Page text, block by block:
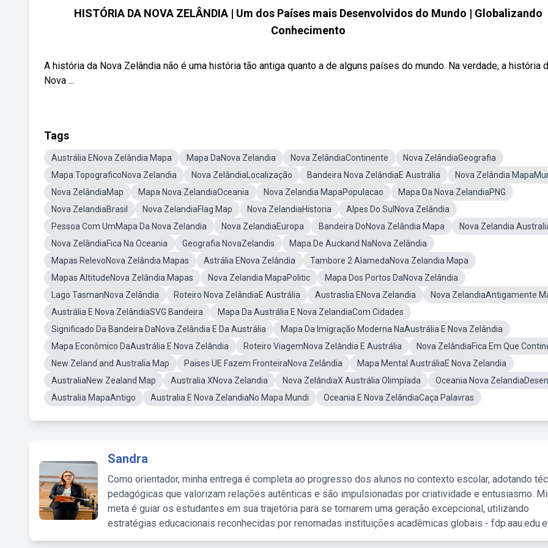
HISTÓRIA DA NOVA ZELÂNDIA | Um dos Países mais Desenvolvidos do Mundo | Globalizando
Conhecimento
A história da Nova Zelândia não é uma história tão antiga quanto a de alguns países do mundo. Na verdade, a história
Nova ...
Tags
Austrália ENova Zelândia Mapa Mapa DaNova Zelandia Nova ZelândiaContinente
Nova ZelândiaGeografia
Mapa TopograficoNova Zelandia
Nova ZelândiaLocalização Bandeira Nova ZelândiaE Austrália
Nova Zelândia
Nova ZelândiaMap
Mapa Nova ZelandiaOceania Nova Zelandia MapaPopulacao
Mapa Da Nova ZelandiaPNG
Nova ZelandiaBrasil
Nova ZelandiaFlag Map Nova ZelandiaHistoria
Alpes Do SulNova Zelândia
Pessoa Com UmMapa Da Nova Zelandia
Nova ZelandiaEuropa Bandeira DoNova Zelândia Mapa
Nova Zelandia
Nova ZelândiaFica Na Oceania
Geografia NovaZelandis
Mapa De Auckand NaNova Zelândia
Mapas RelevoNova Zelândia Mapas
Astrália ENova Zelândia
Tambore 2 AlamedaNova Zelandia Mapa
Mapas AltitudeNova Zelândia Mapas
Nova Zelandia MapaPolitic
Mapa Dos Portos DaNova Zelândia
Lago TasmanNova Zelândia
Roteiro Nova ZelândiaE Austrália Austraslia ENova Zelandia
Nova ZelandiaAntigamente
Austrália E Nova ZelândiaSVG Bandeira
Mapa Da Austrália E Nova ZelandiaCom Cidades
Significado Da Bandeira DaNova Zelândia E Da Austrália
Mapa Da Imigração Moderna NaAustrália E Nova Zelândia
Mapa Econômico DaAustrália E Nova Zelândia
Roteiro ViagemNova Zelândia E Austrália
Nova ZelândiaFica Em Que
New Zeland and Australia Map
Paises UE Fazem FronteiraNova Zelândia
Mapa Mental AustráliaE Nova Zelandia
AustraliaNew Zealand Map
Australia XNova Zelandia Nova ZelândiaX Austrália Olimpíada
Oceania Nova
Australia MapaAntigo
Australia E Nova ZelandiaNo Mapa Mundi Oceania E Nova ZelândiaCaça Palavras
Sandra
Como orientador, minha entrega é completa ao progresso dos alunos no contexto escolar, adotando
pedagógicas que valorizam relações autênticas e são impulsionadas por criatividade e entusiasmo.
meta é guiar os estudantes em sua trajetória para se tornarem uma geração excepcional, utilizando
estratégias educacionais reconhecidas por renomadas instituições acadêmicas globais -